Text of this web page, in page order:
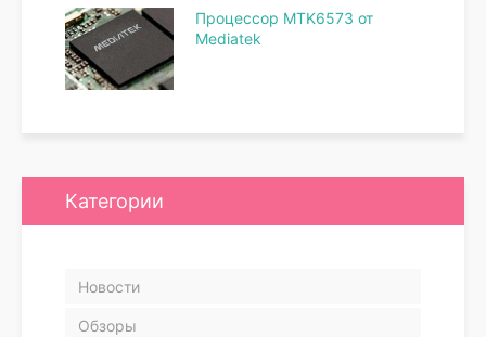
Процессор MTK6573 от
Mediatek
Категории
Новости
Обзоры